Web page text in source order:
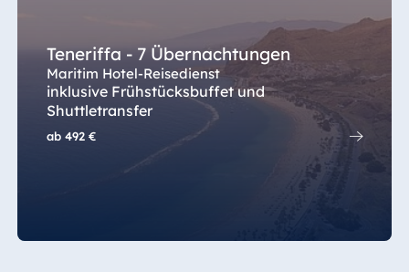
Teneriffa - 7 Übernachtungen
Maritim Hotel-Reisedienst
inklusive Frühstücksbuffet und
Shuttletransfer
ab492 €